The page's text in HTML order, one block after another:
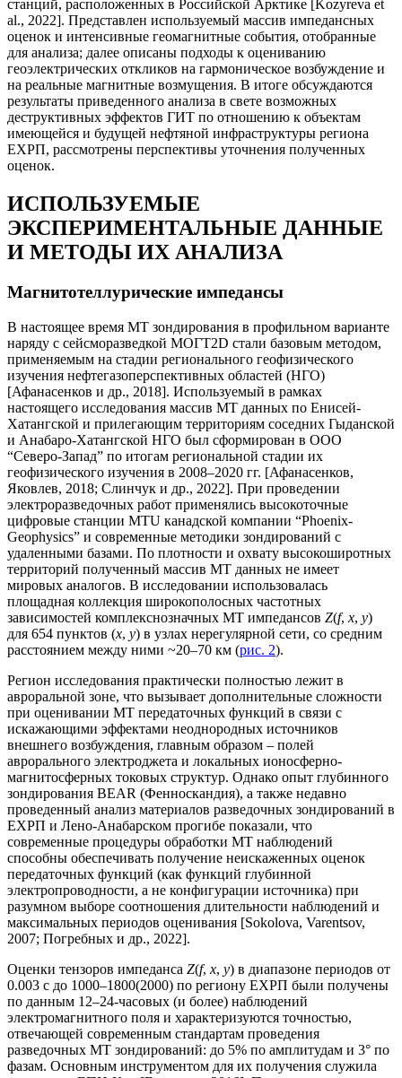
станций, расположенных в Российской Арктике [Kozyreva et
al., 2022]. Представлен используемый массив импедансных
оценок и интенсивные геомагнитные события, отобранные
для анализа; далее описаны подходы к оцениванию
геоэлектрических откликов на гармоническое возбуждение и
на реальные магнитные возмущения. В итоге обсуждаются
результаты приведенного анализа в свете возможных
деструктивных эффектов ГИТ по отношению к объектам
имеющейся и будущей нефтяной инфраструктуры региона
ЕХРП, рассмотрены перспективы уточнения полученных
оценок.
ИСПОЛЬЗУЕМЫЕ
ЭКСПЕРИМЕНТАЛЬНЫЕ ДАННЫЕ
И МЕТОДЫ ИХ АНАЛИЗА
Магнитотеллурические импедансы
В настоящее время МТ зондирования в профильном варианте
наряду с сейсморазведкой МОГТ2D стали базовым методом,
применяемым на стадии регионального геофизического
изучения нефтегазоперспективных областей (НГО)
[Афанасенков и др., 2018]. Используемый в рамках
настоящего исследования массив МТ данных по Енисей-
Хатангской и прилегающим территориям соседних Гыданской
и Анабаро-Хатангской НГО был сформирован в ООО
“Северо-Запад” по итогам региональной стадии их
геофизического изучения в 2008–2020 гг. [Афанасенков,
Яковлев, 2018; Слинчук и др., 2022]. При проведении
электроразведочных работ применялись высокоточные
цифровые станции MTU канадской компании “Phoenix-
Geophysics” и современные методики зондирований с
удаленными базами. По плотности и охвату высокоширотных
территорий полученный массив МТ данных не имеет
мировых аналогов. В исследовании использовалась
площадная коллекция широкополосных частотных
зависимостей комплекснозначных МТ импедансов Z(f, х, у)
для 654 пунктов (x, у) в узлах нерегулярной сети, со средним
расстоянием между ними ~20–70 км (рис. 2).
Регион исследования практически полностью лежит в
авроральной зоне, что вызывает дополнительные сложности
при оценивании МТ передаточных функций в связи с
искажающими эффектами неоднородных источников
внешнего возбуждения, главным образом – полей
аврорального электроджета и локальных ионосферно-
магнитосферных токовых структур. Однако опыт глубинного
зондирования BEAR (Фенноскандия), а также недавно
проведенный анализ материалов разведочных зондирований в
ЕХРП и Лено-Анабарском прогибе показали, что
современные процедуры обработки МТ наблюдений
способны обеспечивать получение неискаженных оценок
передаточных функций (как функций глубинной
электропроводности, а не конфигурации источника) при
разумном выборе соотношения длительности наблюдений и
максимальных периодов оценивания [Sokolova, Varentsov,
2007; Погребных и др., 2022].
Оценки тензоров импеданса Z(f, x, y) в диапазоне периодов от
0.003 c до 1000–1800(2000) по региону ЕХРП были получены
по данным 12–24-часовых (и более) наблюдений
электромагнитного поля и характеризуются точностью,
отвечающей современным стандартам проведения
разведочных МТ зондирований: до 5% по амплитудам и 3° по
фазам. Основным инструментом для их получения служила